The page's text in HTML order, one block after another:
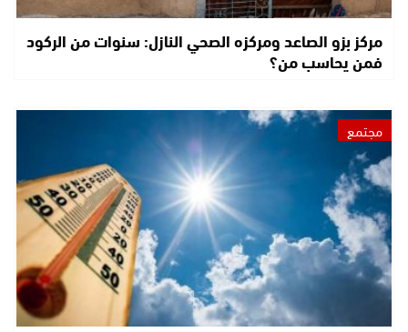
مركز بزو الصاعد ومركزه الصحي النازل: سنوات من الركود
فمن يحاسب من؟
مجتمع